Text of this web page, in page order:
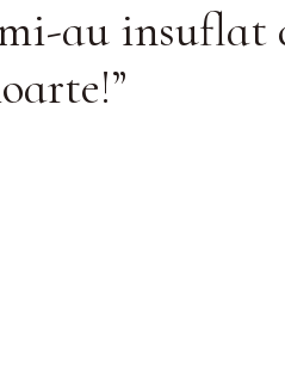
au insuflat